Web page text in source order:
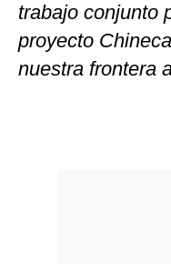
trabajo conjunto
proyecto
nuestra frontera